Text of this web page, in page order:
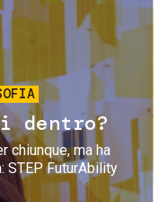
dentro?
chiunque, ma ha
STEP FuturAbility